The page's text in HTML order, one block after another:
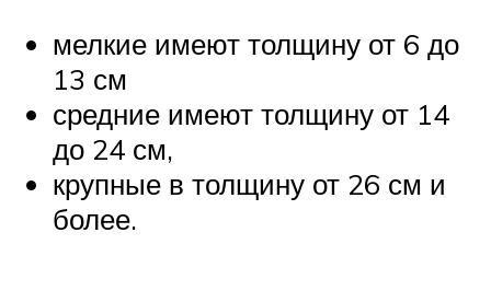
мелкие имеют толщину от 6 до
13 см
средние имеют толщину от 14
до 24 см,
крупные в толщину от 26 см и
более.